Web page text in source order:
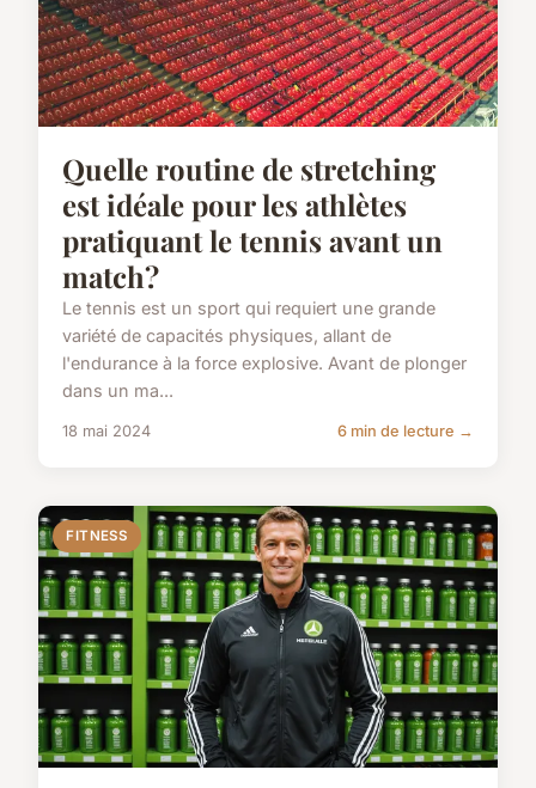
Quelle routine de stretching
est idéale pour les athlètes
pratiquant le tennis avant un
match?
Le tennis est un sport qui requiert une grande
variété de capacités physiques, allant de
l'endurance à la force explosive. Avant de plonger
dans un ma...
18 mai 2024 6 min de lecture →
FITNESS